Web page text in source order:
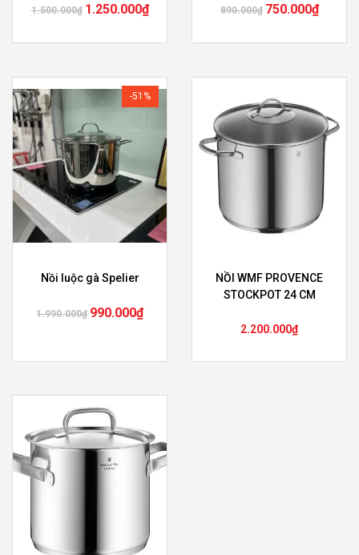
1.500.000₫ 1.250.000₫ 890.000₫ 750.000₫
-51%
Nồi luộc gà Spelier
1.990.000₫ 990.000₫
NỒI WMF PROVENCE
STOCKPOT 24 CM
2.200.000₫